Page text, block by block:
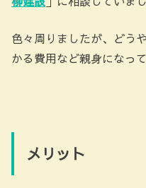
色々周りましたが、どう
かる費用など親身になっ
メリット